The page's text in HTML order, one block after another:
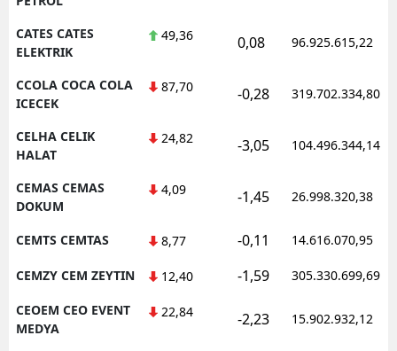
CATES CATES
ELEKTRIK
49,36 0,08 96.925.615,22
CCOLA COCA COLA
ICECEK
87,70 -0,28 319.702.334,80
CELHA CELIK
HALAT
24,82 -3,05 104.496.344,14
CEMAS CEMAS
DOKUM
4,09 -1,45 26.998.320,38
CEMTS CEMTAS 8,77 -0,11 14.616.070,95
CEMZY CEM ZEYTIN 12,40 -1,59 305.330.699,69
CEOEM CEO EVENT
MEDYA
22,84 -2,23 15.902.932,12